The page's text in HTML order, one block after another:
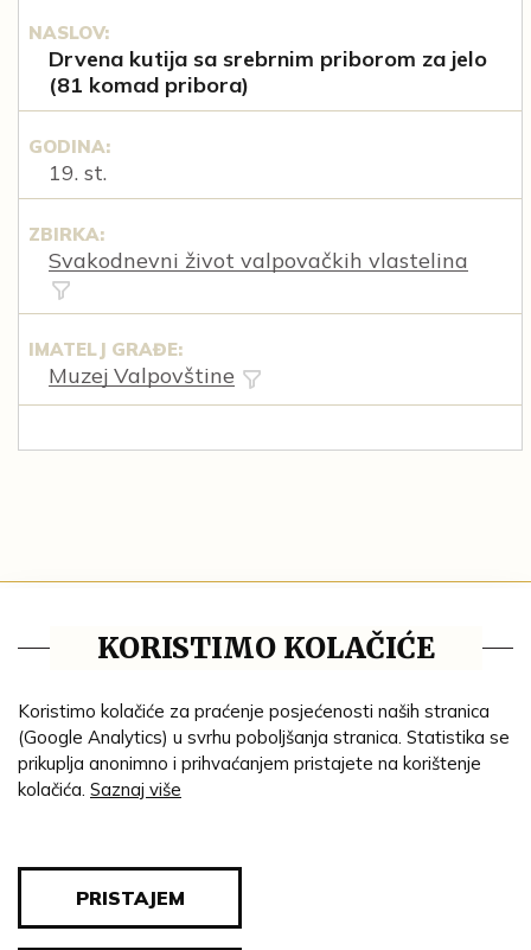
NASLOV:
Drvena kutija sa srebrnim priborom za jelo
(81 komad pribora)
GODINA:
19. st.
ZBIRKA:
Svakodnevni život valpovačkih vlastelina
IMATELJ GRAĐE:
Muzej Valpovštine
Impresum
Ustanove
Lenta vremena
Genealogija
KORISTIMO KOLAČIĆE
Koristimo kolačiće za praćenje posjećenosti naših stranica
(Google Analytics) u svrhu poboljšanja stranica. Statistika se
prikuplja anonimno i prihvaćanjem pristajete na korištenje
kolačića. Saznaj više
PRISTAJEM